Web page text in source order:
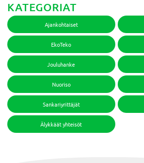
KATEGORIAT
Ajankohtaiset
EkoTeko
Jouluhanke
Nuoriso
Sankariyrittäjät
Älykkäät yhteisöt